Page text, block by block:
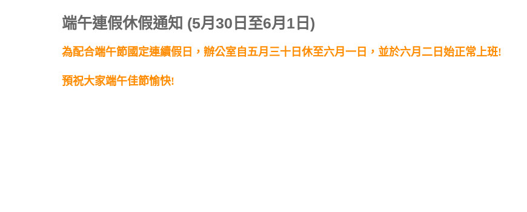
端午連假休假通知 (5月30日至6月1日)
為配合端午節國定連續假日，辦公室自五月三十日休至六月一日，並於六月二日始正常上班!
預祝大家端午佳節愉快!